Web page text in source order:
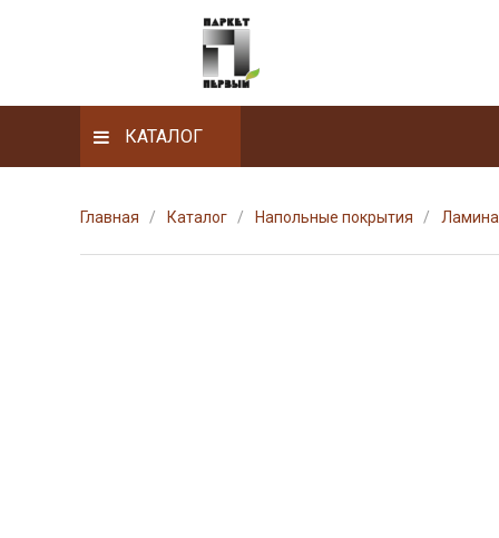
КАТАЛОГ
Главная Каталог Напольные покрытия